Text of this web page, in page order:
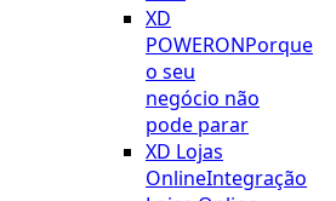
XD
POWERONPorque
o seu
negócio não
pode parar
XD Lojas
OnlineIntegração